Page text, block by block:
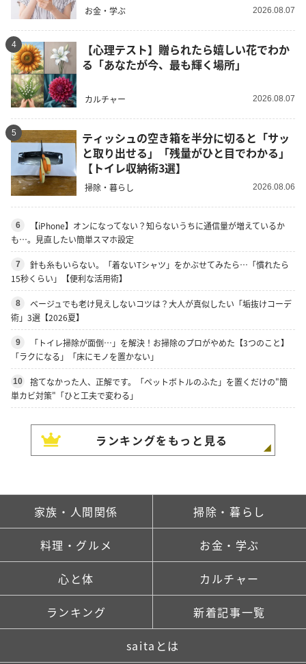
お金・学ぶ 2026.08.07
4
【心理テスト】贈られたら嬉しい花でわか
る「あなたが今、最も輝く場所」
カルチャー 2026.08.07
5
ティッシュの空き箱を半分に切ると「サッ
と取り出せる」「残量がひと目でわかる」
【トイレ収納術3選】
掃除・暮らし 2026.08.06
6
【iPhone】オンになってない？知らないうちに通信量が増えているか
も…。見直したい簡単スマホ設定
7
針も糸もいらない。「着ないTシャツ」をかぶせてみたら…「慣れたら
15秒くらい」【便利な活用術】
8
ベージュでも老け見えしないコツは？大人が真似したい「垢抜けコーデ
術」3選【2026夏】
9
「トイレ掃除が面倒…」を解決！お掃除のプロがやめた【3つのこと】
「ラクになる」「床にモノを置かない」
10
捨てなかった人、正解です。「ペットボトルのふた」を置くだけの"簡
単カビ対策"「ひと工夫で変わる」
ランキングをもっと見る
家族・人間関係 掃除・暮らし
料理・グルメ お金・学ぶ
心と体 カルチャー
ランキング 新着記事一覧
saitaとは